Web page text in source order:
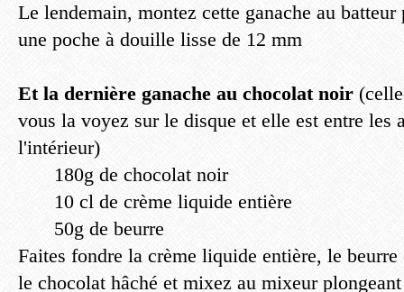
Le lendemain, montez cette ganache au batteur
une poche à douille lisse de 12 mm
Et la dernière ganache au chocolat noir
vous la voyez sur le disque et elle est entre les
l'intérieur)
180g de chocolat noir
10 cl de crème liquide entière
50g de beurre
Faites fondre la crème liquide entière, le
le chocolat hâché et mixez au mixeur